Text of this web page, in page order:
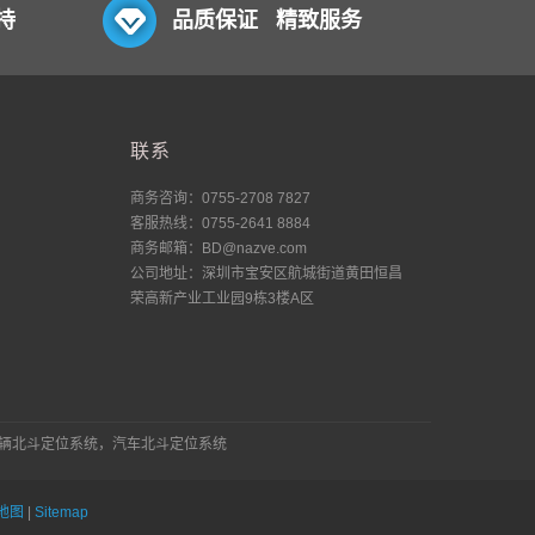
品质保证 精致服务
联系
商务咨询：0755-2708 7827
客服热线：0755-2641 8884
商务邮箱：BD@nazve.com
公司地址：深圳市宝安区航城街道黄田恒昌
荣高新产业工业园9栋3楼A区
北斗定位系统，汽车北斗定位系统
图 | Sitemap